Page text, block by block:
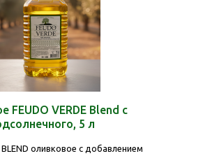
FEUDO VERDE Blend с
5 л
BLEND оливковое с добавлением